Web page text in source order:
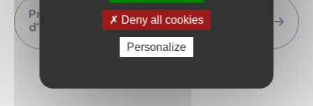
Prendre rdv remise carte
d'identité/passeport
Deny all cookies
Personalize